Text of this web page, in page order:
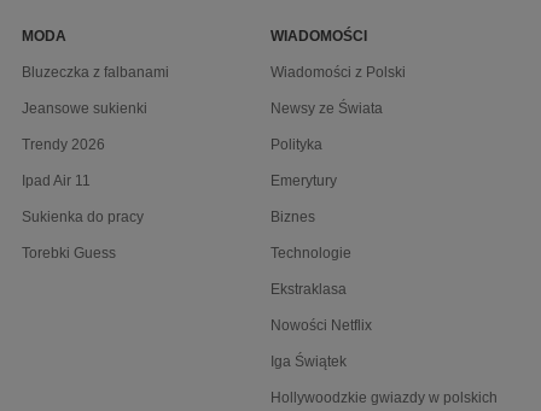
MODA
Bluzeczka z falbanami
Jeansowe sukienki
Trendy 2026
Ipad Air 11
Sukienka do pracy
Torebki Guess
WIADOMOŚCI
Wiadomości z Polski
Newsy ze Świata
Polityka
Emerytury
Biznes
Technologie
Ekstraklasa
Nowości Netflix
Iga Świątek
Hollywoodzkie gwiazdy w polskich